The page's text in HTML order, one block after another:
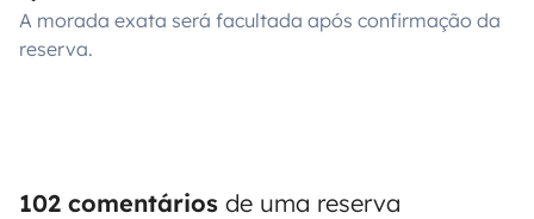
A morada exata será facultada após confirmação da
reserva.
102 comentários de uma reserva